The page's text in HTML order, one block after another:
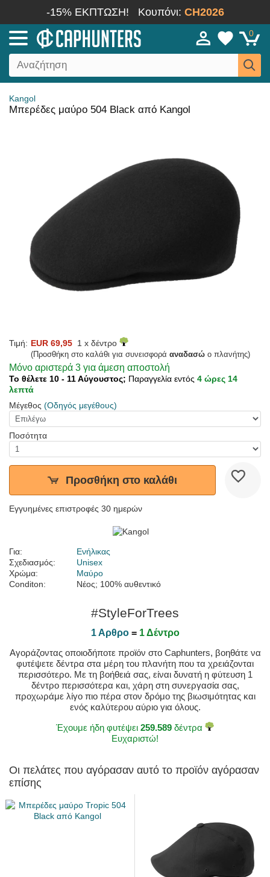
-15% ΕΚΠΤΩΣΗ! Κουπόνι: CH2026
0
Kangol
Μπερέδες μαύρο 504 Black από Kangol
Τιμή: EUR 69,95 1 x δέντρο
(Προσθήκη στο καλάθι για συνεισφορά αναδασώ ο πλανήτης)
Μόνο αριστερά 3 για άμεση αποστολή
Το θέλετε 10 - 11 Αύγουστος; Παραγγελία εντός 4 ώρες 14
λεπτά
Μέγεθος (Οδηγός μεγέθους)
Ποσότητα
Προσθήκη στο καλάθι
Εγγυημένες επιστροφές 30 ημερών
Για:
Ενήλικας
Σχεδιασμός:
Unisex
Χρώμα:
Μαύρο
Conditon:
Νέος; 100% αυθεντικό
#StyleForTrees
1 Αρθρο= 1 Δέντρο
Αγοράζοντας οποιοδήποτε προϊόν στο Caphunters, βοηθάτε να
φυτέψετε δέντρα στα μέρη του πλανήτη που τα χρειάζονται
περισσότερο. Με τη βοήθειά σας, είναι δυνατή η φύτευση 1
δέντρο περισσότερα και, χάρη στη συνεργασία σας,
προχωράμε λίγο πιο πέρα στον δρόμο της βιωσιμότητας και
ενός καλύτερου αύριο για όλους.
Έχουμε ήδη φυτέψει 259.589 δέντρα
Ευχαριστώ!
Οι πελάτες που αγόρασαν αυτό το προϊόν αγόρασαν
επίσης